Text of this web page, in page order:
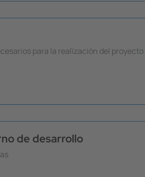
para la realización del proyecto
de desarrollo